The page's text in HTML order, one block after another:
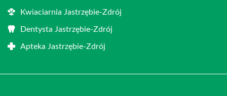
Kwiaciarnia Jastrzębie-Zdrój
Dentysta Jastrzębie-Zdrój
Apteka Jastrzębie-Zdrój